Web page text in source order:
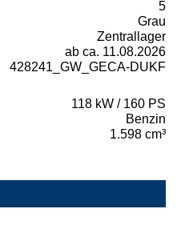
5
Grau
Zentrallager
ab ca. 11.08.2026
428241_GW_GECA-DUKF
118 kW / 160 PS
Benzin
1.598 cm³